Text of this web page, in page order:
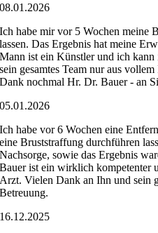
08.01.2026
Ich habe mir vor 5 Wochen meine
lassen. Das Ergebnis hat meine
Mann ist ein Künstler und ich kann
sein gesamtes Team nur aus
Dank nochmal Hr. Dr. Bauer - an
05.01.2026
Ich habe vor 6 Wochen eine
eine Bruststraffung durchführen
Nachsorge, sowie das Ergebnis
Bauer ist ein wirklich kompetenter
Arzt. Vielen Dank an Ihn und sein
Betreuung.
16.12.2025